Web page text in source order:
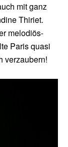
mit ganz
Thiriet.
melodiös-
Paris quasi
verzaubern!